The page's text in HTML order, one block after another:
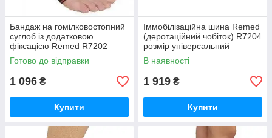
Бандаж на гомілковостопний
суглоб із додатковою
фіксацією Remed R7202
Готово до відправки
1 096 ₴
Купити
Іммобілізаційна шина Remed
(деротаційний чобіток) R7204
розмір універсальний
В наявності
1 919 ₴
Купити